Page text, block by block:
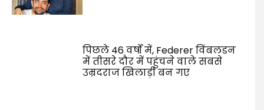
पिछले 46 वर्षों में, Federer विंबलडन
में तीसरे दौर में पहुंचने वाले सबसे
उम्रदराज खिलाड़ी बन गए